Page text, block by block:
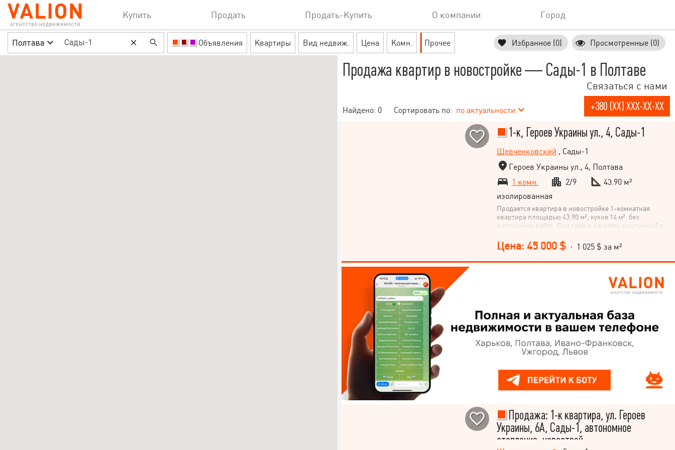
Купить Продать Продать-Купить О компании Город
Полтава Объявления Квартиры Вид недвиж. Цена Комн. Прочее Избранное (0) Просмотренные (0)
Продажа квартир в новостройке — Сады-1 в Полтаве
Найдено: 0 Сортировать по: по актуальности
Связаться с нами
+380 (XX) XXX-XX-XX
1-к, Героев Украины ул., 4, Сады-1
Шевченковский , Сады-1
Героев Украины ул., 4, Полтава
1 комн.
2/9
43.90 м²
изолированная
Продается квартира в новостройке 1-комнатная
квартира площадью 43.90 м², кухня 14 м². без
внутренних работ. Дом сдан и заселен, кирпичный с
теплый пол. Стены оштукатурены. Подсобное
помещение 8.6м2 на первом этаже Выгодное
месторасположение, вся инфраструктура в пешей
Цена: 45 000 $· 1 025 $ за м²
Продажа: 1-к квартира, ул. Героев
Украины, 6А, Сады-1, автономное
отопление, новострой